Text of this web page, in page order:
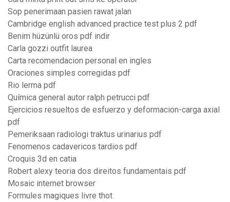
Sop penerimaan pasien rawat jalan
Cambridge english advanced practice test plus 2 pdf
Benim hüzünlü oros pdf indir
Carla gozzi outfit laurea
Carta recomendacion personal en ingles
Oraciones simples corregidas pdf
Rio lerma pdf
Química general autor ralph petrucci pdf
Ejercicios resueltos de esfuerzo y deformacion-carga axial
pdf
Pemeriksaan radiologi traktus urinarius pdf
Fenomenos cadavericos tardios pdf
Croquis 3d en catia
Robert alexy teoria dos direitos fundamentais pdf
Mosaic internet browser
Formules magiques livre thot